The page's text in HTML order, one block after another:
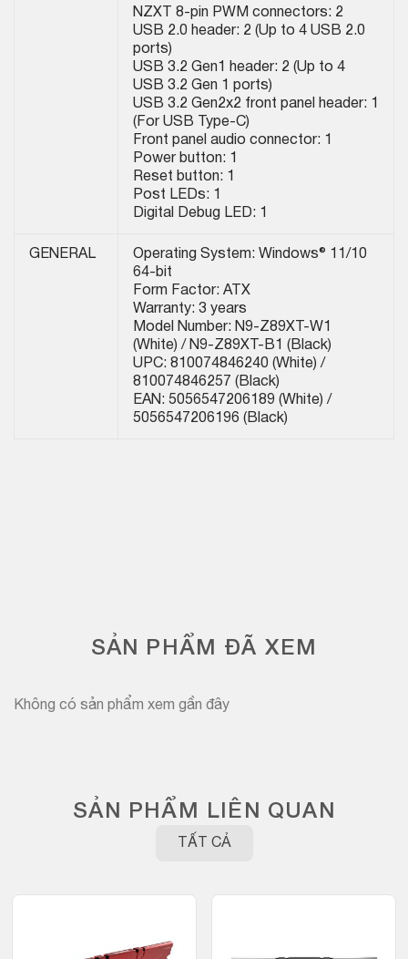
NZXT 8-pin PWM connectors: 2
USB 2.0 header: 2 (Up to 4 USB 2.0
ports)
USB 3.2 Gen1 header: 2 (Up to 4
USB 3.2 Gen 1 ports)
USB 3.2 Gen2x2 front panel header: 1
(For USB Type-C)
Front panel audio connector: 1
Power button: 1
Reset button: 1
Post LEDs: 1
Digital Debug LED: 1
GENERAL
Operating System: Windows® 11/10
64-bit
Form Factor: ATX
Warranty: 3 years
Model Number: N9-Z89XT-W1
(White) / N9-Z89XT-B1 (Black)
UPC: 810074846240 (White) /
810074846257 (Black)
EAN: 5056547206189 (White) /
5056547206196 (Black)
SẢN PHẨM ĐÃ XEM
Không có sản phẩm xem gần đây
SẢN PHẨM LIÊN QUAN
TẤT CẢ